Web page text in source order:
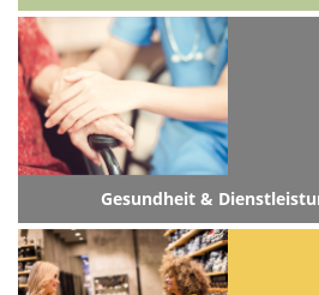
Gesundheit &